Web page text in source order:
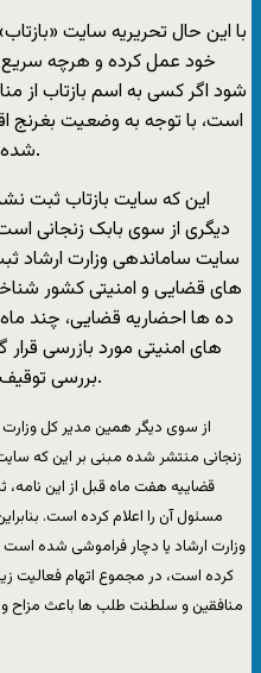
با این حال تحریریه سایت
خود عمل کرده و هرچه
شود اگر کسی به اسم بازتاب از
است، با توجه به وضعیت بغرنج
شده و پول دریافت شده پس گرفته شود.
دیگری از سوی بابک زنجانی
سایت ساماندهی وزارت ارشاد
های قضایی و امنیتی کشور
ده ها احضاریه قضایی، چند
های امنیتی مورد بازرسی
بررسی توقیف شد که هنوز بازگردانده نشده است.
از سوی دیگر همین مدیر کل وزارت
زنجانی منتشر شده مبنی بر این که
قضاییه هفت ماه قبل از این
مسئول آن را اعلام کرده است.
وزارت ارشاد یا دچار فراموشی شده است
کرده است، در مجموع اتهام فعالیت
منافقین و سلطنت طلب ها باعث مزاح و